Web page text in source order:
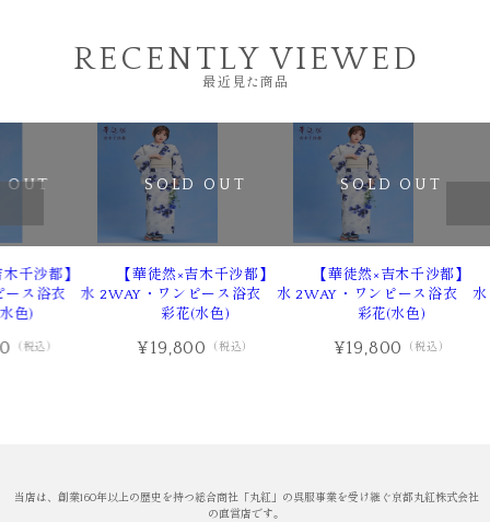
RECENTLY VIEWED
最近見た商品
OUT
千沙都】
ース浴衣 水
色)
（税込）
SOLD OUT
【華徒然×吉木千沙都】
2WAY・ワンピース浴衣 水
彩花(水色)
¥19,800 （税込）
SOLD OUT
【華徒然×吉木千沙都】
2WAY・ワンピース浴衣 水
彩花(水色)
¥19,800 （税込）
当店は、創業160年以上の歴史を持つ総合商社「丸紅」の呉服事業を受け継ぐ京都丸紅株式会社
の直営店です。